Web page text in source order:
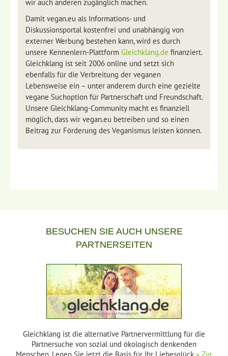
wir auch anderen zugänglich machen.
Damit vegan.eu als Informations- und
Diskussionsportal kostenfrei und unabhängig von
externer Werbung bestehen kann, wird es durch
unsere Kennenlern-Plattform Gleichklang.de finanziert.
Gleichklang ist seit 2006 online und setzt sich
ebenfalls für die Verbreitung der veganen
Lebensweise ein – unter anderem durch eine gezielte
vegane Suchoption für Partnerschaft und Freundschaft.
Unsere Gleichklang-Community macht es finanziell
möglich, dass wir vegan.eu betreiben und so einen
Beitrag zur Förderung des Veganismus leisten können.
BESUCHEN SIE AUCH UNSERE
PARTNERSEITEN
Gleichklang ist die alternative Partnervermittlung für die
Partnersuche von sozial und ökologisch denkenden